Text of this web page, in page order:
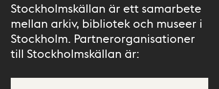
Stockholmskällan är ett samarbete
mellan arkiv, bibliotek och museer i
Stockholm. Partnerorganisationer
till Stockholmskällan är: